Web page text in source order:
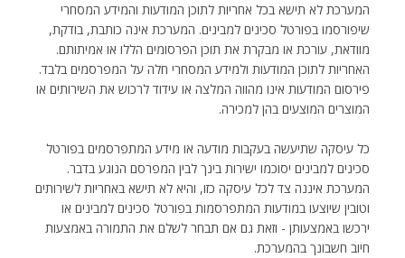
המערכת לא תישא בכל אחריות לתוכן המודעות והמידע המסחרי
שיפורסמו בפורטל סכינים למבינים. המערכת אינה כותבת, בודקת,
מוודאת, עורכת או מבקרת את תוכן הפרסומים הללו או אמיתותם.
האחריות לתוכן המודעות ולמידע המסחרי חלה על המפרסמים בלבד.
פירסום המודעות אינו מהווה המלצה או עידוד לרכוש את השירותים או
המוצרים המוצעים בהן למכירה.
כל עיסקה שתיעשה בעקבות מודעה או מידע המתפרסמים בפורטל
סכינים למבינים יסוכמו ישירות בינך לבין המפרסם הנוגע בדבר.
המערכת איננה צד לכל עיסקה כזו, והיא לא תישא באחריות לשירותים
וטובין שיוצעו במודעות המתפרסמות בפורטל סכינים למבינים או
ירכשו באמצעותן - וזאת גם אם תבחר לשלם את התמורה באמצעות
חיוב חשבונך בהמערכת.